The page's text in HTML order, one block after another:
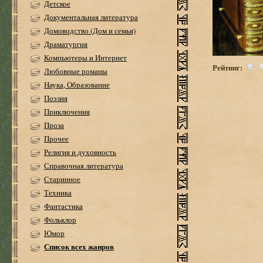
Детское
Документальная литература
Домоводство (Дом и семья)
Драматургия
Компьютеры и Интернет
Любовные романы
Наука, Образование
Поэзия
Приключения
Проза
Прочее
Религия и духовность
Справочная литература
Старинное
Техника
Фантастика
Фольклор
Юмор
Список всех жанров
Рейтинг: